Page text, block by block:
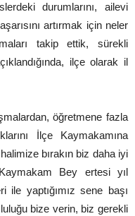
durumlarını, ailevi
artırmak için neler
takip ettik, sürekli
ilçe olarak il
öğretmene fazla
İlçe Kaymakamına
bırakın biz daha iyi
Bey ertesi yıl
ile yaptığımız sene başı
bize verin, biz gerekli